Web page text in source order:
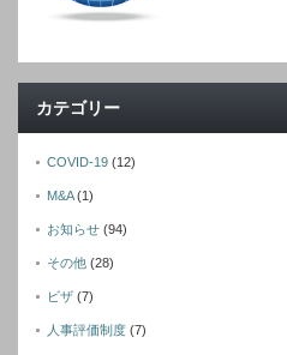
カテゴリー
COVID-19 (12)
M&A(1)
お知らせ (94)
その他 (28)
ビザ (7)
人事評価制度 (7)